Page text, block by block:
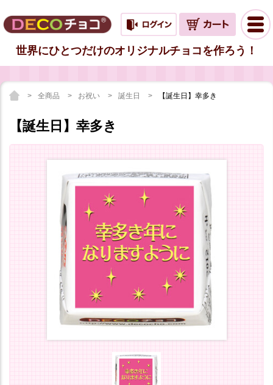
世界にひとつだけのオリジナルチョコを作ろう！
全商品 お祝い 誕生日 【誕生日】幸多き
【誕生日】幸多き